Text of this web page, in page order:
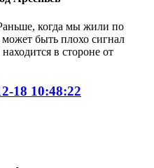
когда мы жили по
может быть плохо сигнал
в стороне от
18 10:48:22